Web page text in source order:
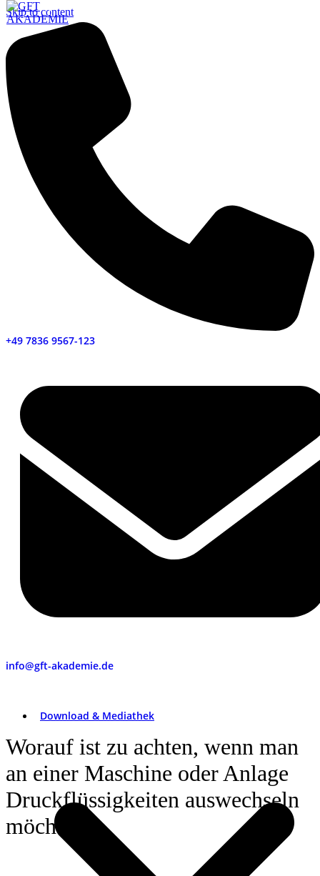
Skip to content
+49 7836 9567-123
info@gft-akademie.de
Download & Mediathek
Worauf ist zu achten, wenn man
an einer Maschine oder Anlage
Druckflüssigkeiten auswechseln
möchte?